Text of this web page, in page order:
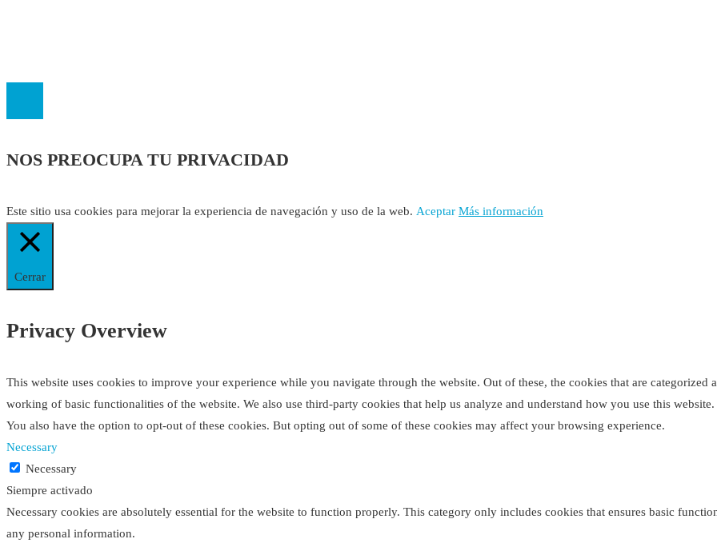
NOS PREOCUPA TU PRIVACIDAD
Este sitio usa cookies para mejorar la experiencia de navegación y uso de la web. Aceptar Más información
Cerrar
Privacy Overview
This website uses cookies to improve your experience while you navigate through the website. Out of these, the cookies that are categorized
working of basic functionalities of the website. We also use third-party cookies that help us analyze and understand how you use this
You also have the option to opt-out of these cookies. But opting out of some of these cookies may affect your browsing experience.
Necessary
Necessary
Siempre activado
Necessary cookies are absolutely essential for the website to function properly. This category only includes cookies that ensures basic
any personal information.